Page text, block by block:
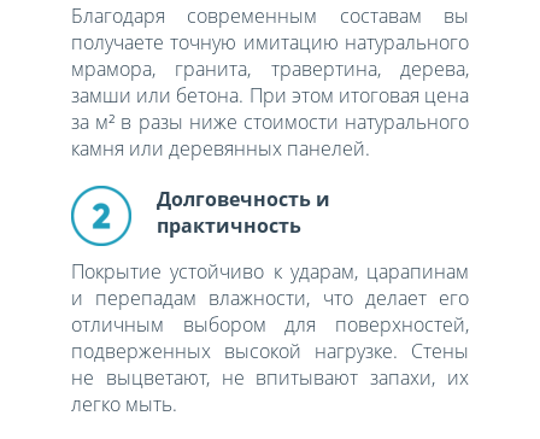
Благодаря современным составам вы
получаете точную имитацию натурального
мрамора, гранита, травертина, дерева,
замши или бетона. При этом итоговая цена
за м² в разы ниже стоимости натурального
камня или деревянных панелей.
Долговечность и
практичность
Покрытие устойчиво к ударам, царапинам
и перепадам влажности, что делает его
отличным выбором для поверхностей,
подверженных высокой нагрузке. Стены
не выцветают, не впитывают запахи, их
легко мыть.